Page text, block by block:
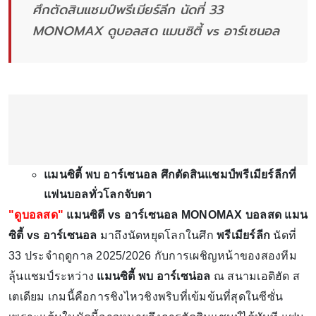
ศึกตัดสินแชมป์พรีเมียร์ลีก นัดที่ 33
MONOMAX ดูบอลสด แมนซิตี้ vs อาร์เซนอล
แมนซิตี้ พบ อาร์เซนอล ศึกตัดสินแชมป์พรีเมียร์ลีกที่
แฟนบอลทั่วโลกจับตา
"ดูบอลสด" แมนซิตี vs อาร์เซนอล MONOMAX บอลสด แมน
ซิตี้ vs อาร์เซนอล มาถึงนัดหยุดโลกในศึก พรีเมียร์ลีก นัดที่
33 ประจำฤดูกาล 2025/2026 กับการเผชิญหน้าของสองทีม
ลุ้นแชมป์ระหว่าง แมนซิตี้ พบ อาร์เซน่อล ณ สนามเอติฮัด ส
เตเดียม เกมนี้คือการชิงไหวชิงพริบที่เข้มข้นที่สุดในซีซั่น